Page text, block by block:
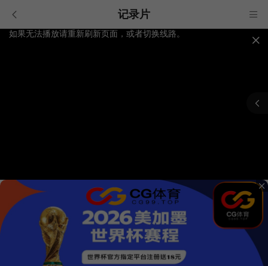
记录片
如果无法播放请重新刷新页面，或者切换线路。